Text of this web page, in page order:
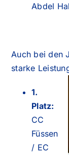
Abdel
Auch bei den
starke
1.
Platz:
CC
Füssen
/ EC